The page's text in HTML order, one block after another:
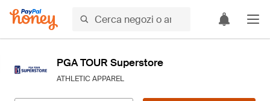
PGA TOUR Superstore
ATHLETIC APPAREL